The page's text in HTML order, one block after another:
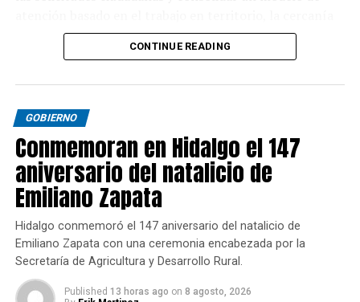
con la población y la rendición de cuentas.
CONTINUE READING
GOBIERNO
Conmemoran en Hidalgo el 147
aniversario del natalicio de
Emiliano Zapata
Hidalgo conmemoró el 147 aniversario del natalicio de
Emiliano Zapata con una ceremonia encabezada por la
Secretaría de Agricultura y Desarrollo Rural.
Published 13 horas ago on 8 agosto, 2026